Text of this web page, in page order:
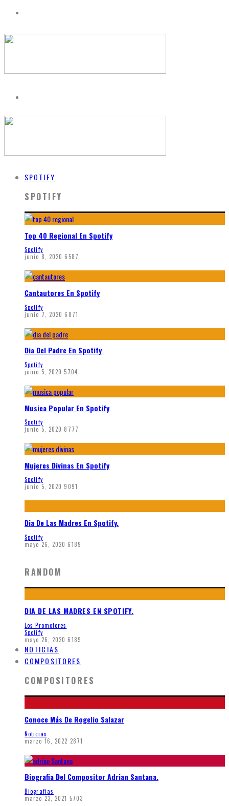
SPOTIFY
SPOTIFY
Top 40 Regional En Spotify
Spotify
junio 8, 2020 6587
Cantautores En Spotify
Spotify
junio 7, 2020 6871
Dia Del Padre En Spotify
Spotify
junio 5, 2020 5704
Musica Popular En Spotify
Spotify
junio 5, 2020 8777
Mujeres Divinas En Spotify
Spotify
junio 5, 2020 9091
Dia De Las Madres En Spotify.
Spotify
mayo 26, 2020 6189
RANDOM
DIA DE LAS MADRES EN SPOTIFY.
Los Promotores
Spotify
mayo 26, 2020 6189
NOTICIAS
COMPOSITORES
COMPOSITORES
Conoce Más De Rogelio Salazar
Noticias
marzo 16, 2022 2871
Biografia Del Compositor Adrian Santana.
Biografias
marzo 23, 2021 5703